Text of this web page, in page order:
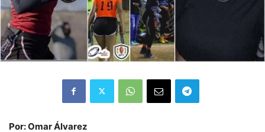
Por: Omar Álvarez